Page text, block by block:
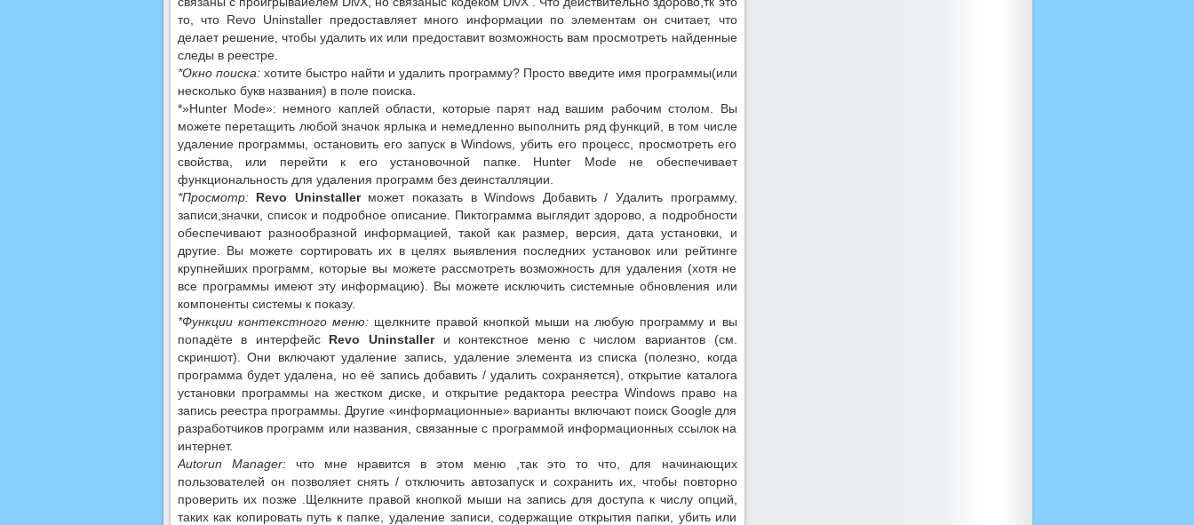
то, что Revo Uninstaller предоставляет много информации по элементам он считает, что
делает решение, чтобы удалить их или предоставит возможность вам просмотреть найденные
следы в реестре.
*Окно поиска:хотите быстро найти и удалить программу? Просто введите имя программы(или
несколько букв названия) в поле поиска.
*»Hunter Mode»: немного каплей области, которые парят над вашим рабочим столом. Вы
можете перетащить любой значок ярлыка и немедленно выполнить ряд функций, в том числе
удаление программы, остановить его запуск в Windows, убить его процесс, просмотреть его
свойства, или перейти к его установочной папке. Hunter Mode не обеспечивает
функциональность для удаления программ без деинсталляции.
*Просмотр: Revo Uninstallerможет показать в Windows Добавить / Удалить программу,
записи,значки, список и подробное описание. Пиктограмма выглядит здорово, а подробности
обеспечивают разнообразной информацией, такой как размер, версия, дата установки, и
другие. Вы можете сортировать их в целях выявления последних установок или рейтинге
крупнейших программ, которые вы можете рассмотреть возможность для удаления (хотя не
все программы имеют эту информацию). Вы можете исключить системные обновления или
компоненты системы к показу.
*Функции контекстного меню:щелкните правой кнопкой мыши на любую программу и вы
попадёте в интерфейс Revo Uninstallerи контекстное меню с числом вариантов (см.
скриншот). Они включают удаление запись, удаление элемента из списка (полезно, когда
программа будет удалена, но её запись добавить / удалить сохраняется), открытие каталога
установки программы на жестком диске, и открытие редактора реестра Windows право на
запись реестра программы. Другие «информационные» варианты включают поиск Google для
разработчиков программ или названия, связанные с программой информационных ссылок на
интернет.
Autorun Manager:что мне нравится в этом меню ,так это то что, для начинающих
пользователей он позволяет снять / отключить автозапуск и сохранить их, чтобы повторно
проверить их позже .Щелкните правой кнопкой мыши на запись для доступа к числу опций,
таких как копировать путь к папке, удаление записи, содержащие открытия папки, убить или